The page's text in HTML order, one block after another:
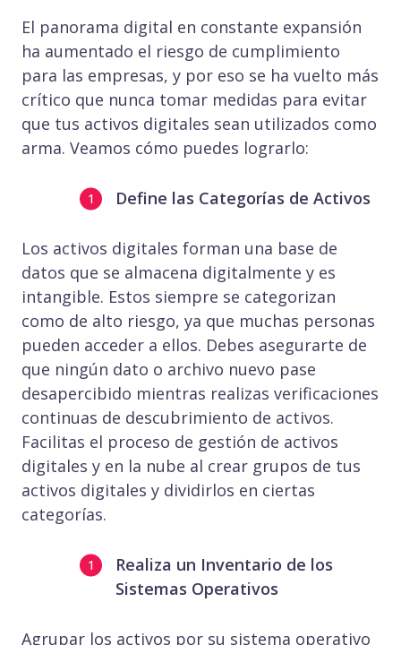
El panorama digital en constante expansión
ha aumentado el riesgo de cumplimiento
para las empresas, y por eso se ha vuelto más
crítico que nunca tomar medidas para evitar
que tus activos digitales sean utilizados como
arma. Veamos cómo puedes lograrlo:
Define las Categorías de Activos
Los activos digitales forman una base de
datos que se almacena digitalmente y es
intangible. Estos siempre se categorizan
como de alto riesgo, ya que muchas personas
pueden acceder a ellos. Debes asegurarte de
que ningún dato o archivo nuevo pase
desapercibido mientras realizas verificaciones
continuas de descubrimiento de activos.
Facilitas el proceso de gestión de activos
digitales y en la nube al crear grupos de tus
activos digitales y dividirlos en ciertas
categorías.
Realiza un Inventario de los
Sistemas Operativos
Agrupar los activos por su sistema operativo